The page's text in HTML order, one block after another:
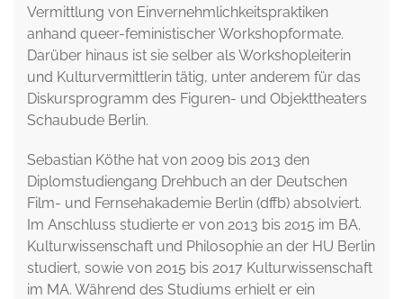
Vermittlung von Einvernehmlichkeitspraktiken
anhand queer-feministischer Workshopformate.
Darüber hinaus ist sie selber als Workshopleiterin
und Kulturvermittlerin tätig, unter anderem für das
Diskursprogramm des Figuren- und Objekttheaters
Schaubude Berlin.
Sebastian Köthe hat von 2009 bis 2013 den
Diplomstudiengang Drehbuch an der Deutschen
Film- und Fernsehakademie Berlin (dffb) absolviert.
Im Anschluss studierte er von 2013 bis 2015 im BA.
Kulturwissenschaft und Philosophie an der HU Berlin
studiert, sowie von 2015 bis 2017 Kulturwissenschaft
im MA. Während des Studiums erhielt er ein